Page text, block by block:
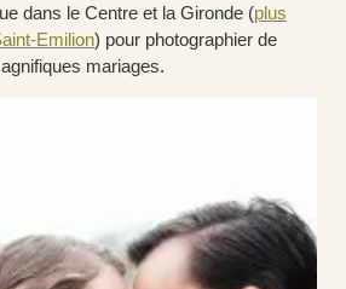
dans le Centre et la Gironde (plus
Emilion) pour photographier de
mariages.